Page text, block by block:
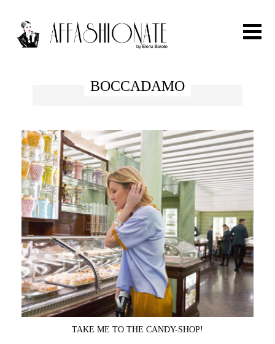
FASHION
OUTFIT
BEAUTY
TRAVEL
PARTIES
CELEB
BOCCADAMO
TAKE ME TO THE CANDY-SHOP!